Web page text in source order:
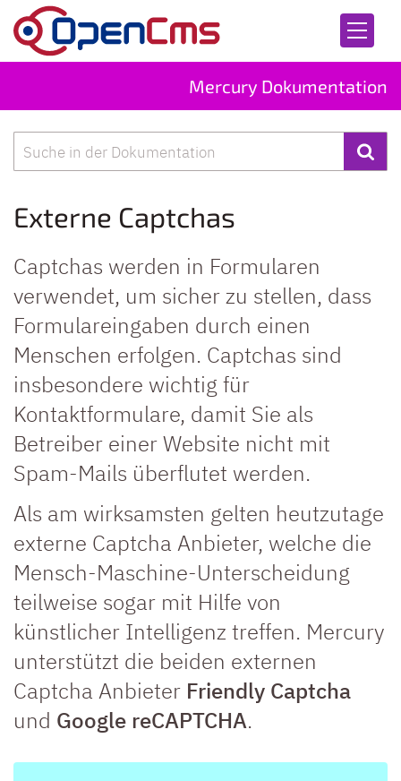
Zum Inhalt springen
Mercury Dokumentation
Externe Captchas
Captchas werden in Formularen
verwendet, um sicher zu stellen, dass
Formulareingaben durch einen
Menschen erfolgen. Captchas sind
insbesondere wichtig für
Kontaktformulare, damit Sie als
Betreiber einer Website nicht mit
Spam-Mails überflutet werden.
Als am wirksamsten gelten heutzutage
externe Captcha Anbieter, welche die
Mensch-Maschine-Unterscheidung
teilweise sogar mit Hilfe von
künstlicher Intelligenz treffen. Mercury
unterstützt die beiden externen
Captcha Anbieter Friendly Captcha
und Google reCAPTCHA.
Suche